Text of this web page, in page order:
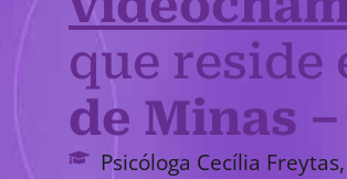
que reside
de Minas
Psicóloga Cecília